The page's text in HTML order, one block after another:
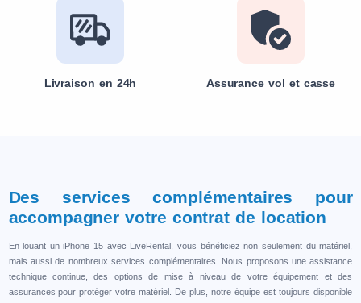
Livraison en 24h Assurance vol et casse
Des services complémentaires pour
accompagner votre contrat de location
En louant un iPhone 15 avec LiveRental, vous bénéficiez non seulement du matériel,
mais aussi de nombreux services complémentaires. Nous proposons une assistance
technique continue, des options de mise à niveau de votre équipement et des
assurances pour protéger votre matériel. De plus, notre équipe est toujours disponible